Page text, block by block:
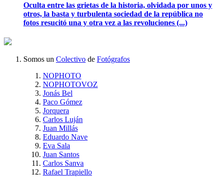
Oculta entre las grietas de la historia, olvidada por unos y
otros, la basta y turbulenta sociedad de la república no
fotos resucitó una y otra vez a las revoluciones (...)
Somos un Colectivo de Fotógrafos
NOPHOTO
NOPHOTOVOZ
Jonás Bel
Paco Gómez
Jorquera
Carlos Luján
Juan Millás
Eduardo Nave
Eva Sala
Juan Santos
Carlos Sanva
Rafael Trapiello